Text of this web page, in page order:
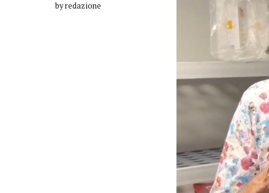
by redazione